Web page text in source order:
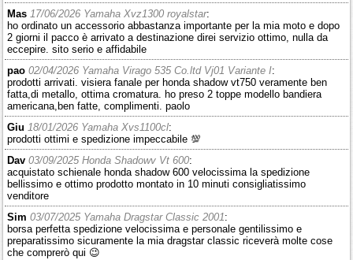
Mas 17/06/2026 Yamaha Xvz1300 royalstar:
ho ordinato un accessorio abbastanza importante per la mia moto e dopo
2 giorni il pacco è arrivato a destinazione direi servizio ottimo, nulla da
eccepire. sito serio e affidabile
pao 02/04/2026 Yamaha Virago 535 Co.ltd Vj01 Variante I:
prodotti arrivati. visiera fanale per honda shadow vt750 veramente ben
fatta,di metallo, ottima cromatura. ho preso 2 toppe modello bandiera
americana,ben fatte, complimenti. paolo
Giu 18/01/2026 Yamaha Xvs1100cl:
prodotti ottimi e spedizione impeccabile 💯
Dav 03/09/2025 Honda Shadowv Vt 600:
acquistato schienale honda shadow 600 velocissima la spedizione
bellissimo e ottimo prodotto montato in 10 minuti consigliatissimo
venditore
Sim 03/07/2025 Yamaha Dragstar Classic 2001:
borsa perfetta spedizione velocissima e personale gentilissimo e
preparatissimo sicuramente la mia dragstar classic riceverà molte cose
che comprerò qui 😉